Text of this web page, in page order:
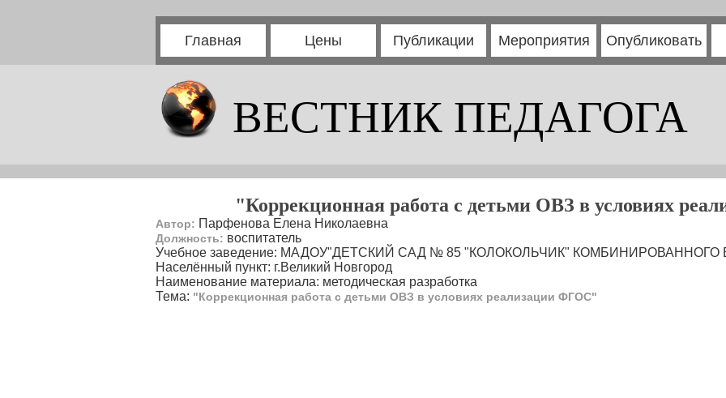
Главная Цены Публикации Мероприятия Опубликовать
ВЕСТНИК ПЕДАГОГА
"Коррекционная работа с детьми ОВЗ в условиях
Автор: Парфенова Елена Николаевна
Должность: воспитатель
Учебное заведение: МАДОУ"ДЕТСКИЙ САД № 85 "КОЛОКОЛЬЧИК" КОМБИНИРОВАННОГО
Населённый пункт: г.Великий Новгород
Наименование материала: методическая разработка
Тема: "Коррекционная работа с детьми ОВЗ в условиях реализации ФГОС"